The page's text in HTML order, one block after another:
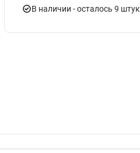
В наличии - осталось 9 штук